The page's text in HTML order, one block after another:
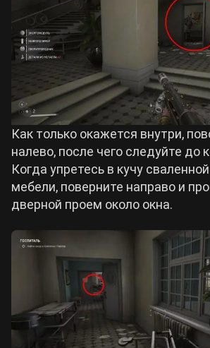
Как только окажется внутри,
налево, после чего следуйте до
Когда упретесь в кучу
мебели, поверните направо и
дверной проем около окна.